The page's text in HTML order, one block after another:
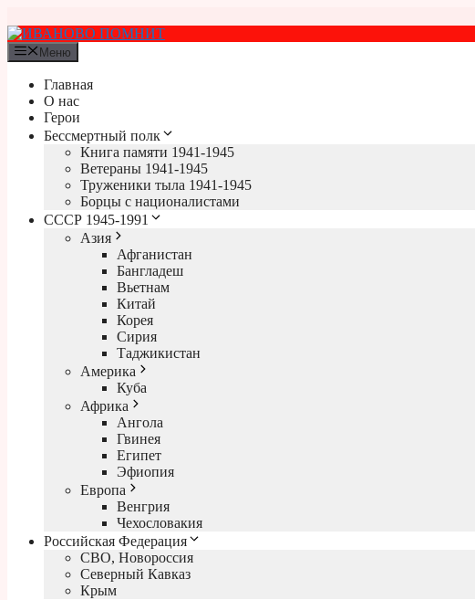
к
содержимому
Меню
Главная
О нас
Герои
Бессмертный полк
Книга памяти 1941-1945
Ветераны 1941-1945
Труженики тыла 1941-1945
Борцы с националистами
СССР 1945-1991
Азия
Афганистан
Бангладеш
Вьетнам
Китай
Корея
Сирия
Таджикистан
Америка
Куба
Африка
Ангола
Гвинея
Египет
Эфиопия
Европа
Венгрия
Чехословакия
Российская Федерация
СВО, Новороссия
Северный Кавказ
Крым